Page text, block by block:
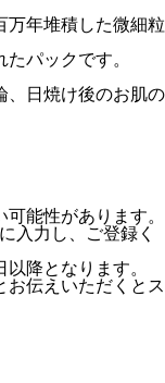
万年堆積した微細粒
パックです。
、日焼け後のお肌の
能性があります。
入力し、ご登録く
降となります。
伝えいただくとス